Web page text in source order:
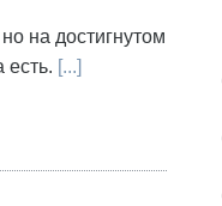
на достигнутом
есть. [...]